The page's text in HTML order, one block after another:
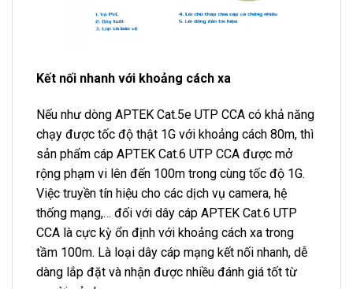
Kết nối nhanh với khoảng cách xa
Nếu như dòng APTEK Cat.5e UTP CCA có khả năng
chạy được tốc độ thật 1G với khoảng cách 80m, thì
sản phẩm cáp APTEK Cat.6 UTP CCA được mở
rộng phạm vi lên đến 100m trong cùng tốc độ 1G.
Việc truyền tín hiệu cho các dịch vụ camera, hệ
thống mạng,… đối với dây cáp APTEK Cat.6 UTP
CCA là cực kỳ ổn định với khoảng cách xa trong
tầm 100m. Là loại dây cáp mạng kết nối nhanh, dễ
dàng lắp đặt và nhận được nhiều đánh giá tốt từ